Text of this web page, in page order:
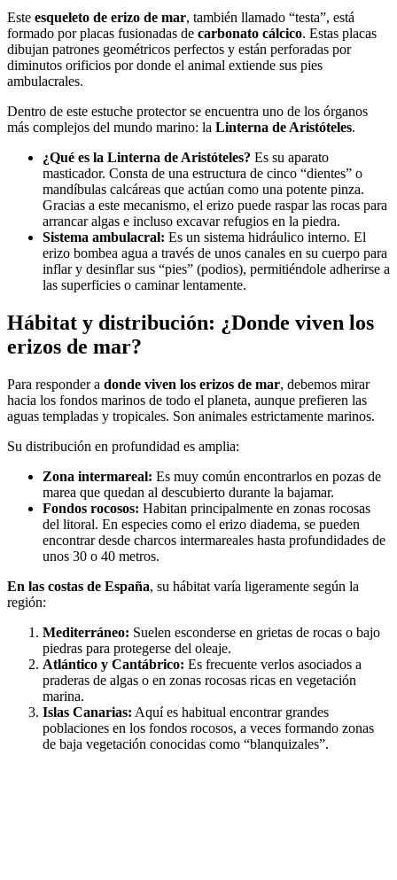
Este esqueleto de erizo de mar, también llamado “testa”, está
formado por placas fusionadas de carbonato cálcico. Estas placas
dibujan patrones geométricos perfectos y están perforadas por
diminutos orificios por donde el animal extiende sus pies
ambulacrales.
Dentro de este estuche protector se encuentra uno de los órganos
más complejos del mundo marino: la Linterna de Aristóteles.
¿Qué es la Linterna de Aristóteles? Es su aparato
masticador. Consta de una estructura de cinco “dientes” o
mandíbulas calcáreas que actúan como una potente pinza.
Gracias a este mecanismo, el erizo puede raspar las rocas para
arrancar algas e incluso excavar refugios en la piedra.
Sistema ambulacral: Es un sistema hidráulico interno. El
erizo bombea agua a través de unos canales en su cuerpo para
inflar y desinflar sus “pies” (podios), permitiéndole adherirse a
las superficies o caminar lentamente.
Hábitat y distribución: ¿Donde viven los
erizos de mar?
Para responder a donde viven los erizos de mar, debemos mirar
hacia los fondos marinos de todo el planeta, aunque prefieren las
aguas templadas y tropicales. Son animales estrictamente marinos.
Su distribución en profundidad es amplia:
Zona intermareal: Es muy común encontrarlos en pozas de
marea que quedan al descubierto durante la bajamar.
Fondos rocosos: Habitan principalmente en zonas rocosas
del litoral. En especies como el erizo diadema, se pueden
encontrar desde charcos intermareales hasta profundidades de
unos 30 o 40 metros.
En las costas de España, su hábitat varía ligeramente según la
región:
Mediterráneo: Suelen esconderse en grietas de rocas o bajo
piedras para protegerse del oleaje.
Atlántico y Cantábrico: Es frecuente verlos asociados a
praderas de algas o en zonas rocosas ricas en vegetación
marina.
Islas Canarias: Aquí es habitual encontrar grandes
poblaciones en los fondos rocosos, a veces formando zonas
de baja vegetación conocidas como “blanquizales”.